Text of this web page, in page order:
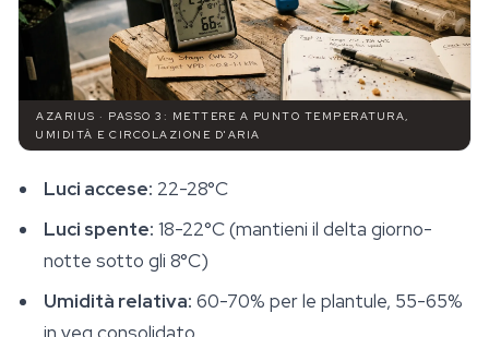
AZARIUS · PASSO 3: METTERE A PUNTO TEMPERATURA,
UMIDITÀ E CIRCOLAZIONE D'ARIA
Luci accese: 22-28°C
Luci spente: 18-22°C (mantieni il delta giorno-
notte sotto gli 8°C)
Umidità relativa: 60-70% per le plantule, 55-65%